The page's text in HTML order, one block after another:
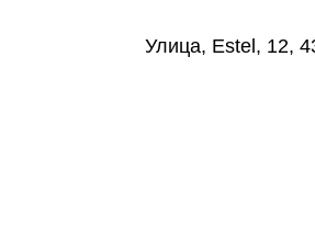
Улица, Estel, 12,